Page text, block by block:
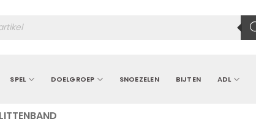
SPEL DOELGROEP SNOEZELEN BIJTEN ADL